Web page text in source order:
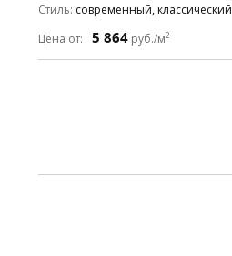
Стиль современный, классический
Цена от:
5 864 руб./м2